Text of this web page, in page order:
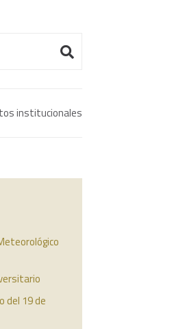
institucionales
del 19 de